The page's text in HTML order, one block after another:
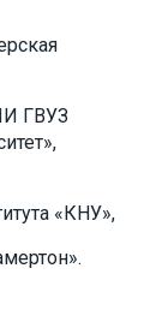
ГВУЗ
«КНУ»,